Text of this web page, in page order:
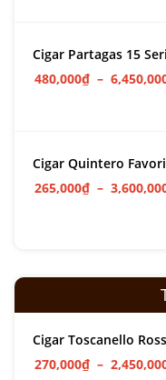
Cigar Partagas 15
480,000₫ –
Cigar Quintero
265,000₫ –
Cigar Toscanello
270,000₫ –